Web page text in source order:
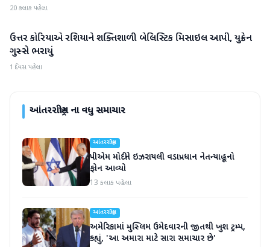
20 કલાક પહેલા
આંતરરાષ્ટ્રીય
ઉત્તર કોરિયાએ રશિયાને શક્તિશાળી બેલિસ્ટિક મિસાઇલ આપી, યુક્રેન
ગુસ્સે ભરાયું
1 દિવસ પહેલા
આંતરરાષ્ટ્રીયના વધુ સમાચાર
આંતરરાષ્ટ્રીય
પીએમ મોદીને ઇઝરાયલી વડાપ્રધાન નેતન્યાહૂનો
ફોન આવ્યો
13 કલાક પહેલા
આંતરરાષ્ટ્રીય
અમેરિકામાં મુસ્લિમ ઉમેદવારની જીતથી ખુશ ટ્રમ્પ,
કહ્યું, 'આ અમારા માટે સારા સમાચાર છે'